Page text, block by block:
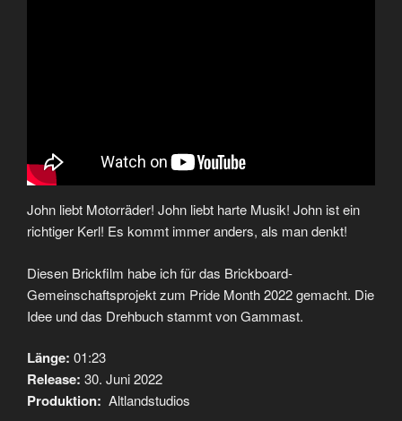
John liebt Motorräder! John liebt harte Musik! John ist ein
richtiger Kerl! Es kommt immer anders, als man denkt!
Diesen Brickfilm habe ich für das Brickboard-
Gemeinschaftsprojekt zum Pride Month 2022 gemacht. Die
Idee und das Drehbuch stammt von Gammast.
Länge: 01:23
Release: 30. Juni 2022
Produktion: Altlandstudios